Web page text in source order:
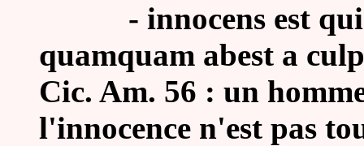
- innocens est
quamquam abest a
Cic. Am. 56 : un
l'innocence n'est pas